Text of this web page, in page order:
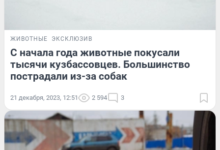
ЖИВОТНЫЕ ЭКСКЛЮЗИВ
С начала года животные покусали
тысячи кузбассовцев. Большинство
пострадали из-за собак
21 декабря, 2023, 12:51 2 594 3